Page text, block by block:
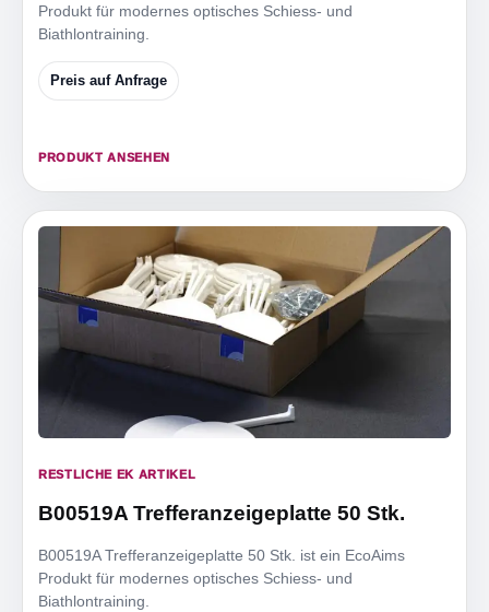
Produkt für modernes optisches Schiess- und
Biathlontraining.
Preis auf Anfrage
PRODUKT ANSEHEN
RESTLICHE EK ARTIKEL
B00519A Trefferanzeigeplatte 50 Stk.
B00519A Trefferanzeigeplatte 50 Stk. ist ein EcoAims
Produkt für modernes optisches Schiess- und
Biathlontraining.